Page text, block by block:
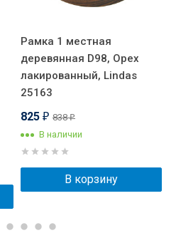
Рамка 1 местная
деревянная D98, Орех
лакированный, Lindas
25163
825 ₽ 838₽
В наличии
В корзину